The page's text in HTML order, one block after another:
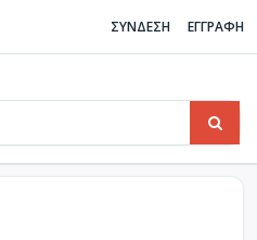
ΣΥΝΔΕΣΗ ΕΓΓΡΑΦΗ